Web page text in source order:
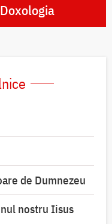
de Dumnezeu
nostru Iisus